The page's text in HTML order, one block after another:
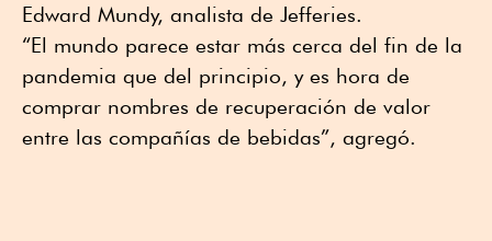
Edward Mundy, analista de Jefferies.
“El mundo parece estar más cerca del fin de la
pandemia que del principio, y es hora de
comprar nombres de recuperación de valor
entre las compañías de bebidas”, agregó.